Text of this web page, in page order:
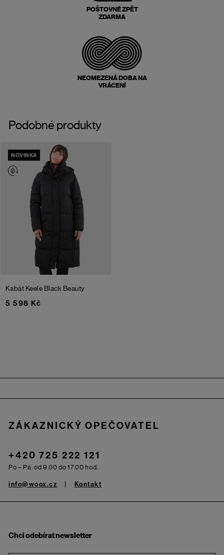
POŠTOVNÉ ZPĚT
ZDARMA
NEOMEZENÁ DOBA NA
VRÁCENÍ
Podobné produkty
NOVINKA
Kabát Keele Black Beauty
5 598 Kč
ZÁKAZNICKÝ OPEČOVATEL
+420 725 222 121
Po – Pá: od 9.00 do 17.00 hod.
info@woox.cz Kontakt
Chci odebírat newsletter